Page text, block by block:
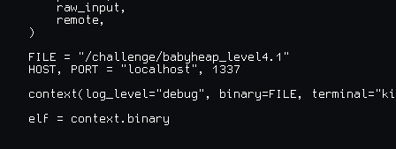
    raw_input,
    remote,
)
FILE = "/challenge/babyheap_level4.1"
HOST, PORT = "localhost", 1337
context(log_level="debug", binary=FILE,
elf = context.binary